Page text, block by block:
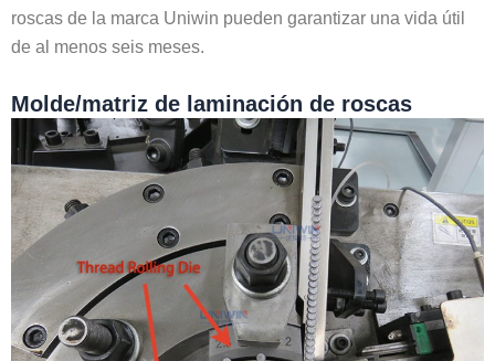
roscas de la marca Uniwin pueden garantizar una vida útil
de al menos seis meses.
Molde/matriz de laminación de roscas